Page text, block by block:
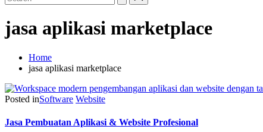
jasa aplikasi marketplace
Home
jasa aplikasi marketplace
Posted inSoftware Website
Jasa Pembuatan Aplikasi & Website Profesional